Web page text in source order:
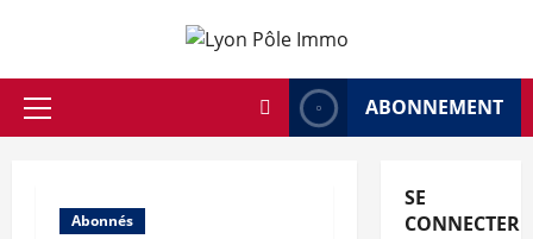
contenu
Menu
ABONNEMENT
Abonnés
SE
CONNECTER